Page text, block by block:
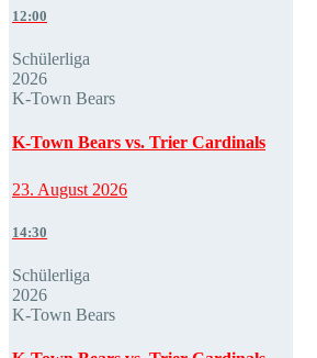
12:00
Schülerliga
2026
K-Town Bears
K-Town Bears vs. Trier Cardinals
23. August 2026
14:30
Schülerliga
2026
K-Town Bears